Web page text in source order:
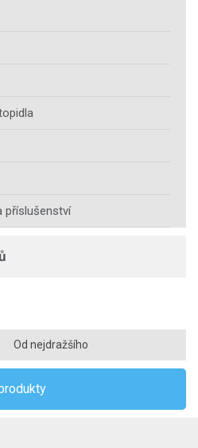
příslušenství
Od nejdražšího